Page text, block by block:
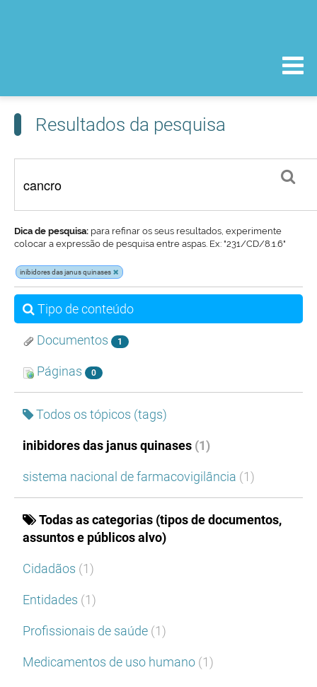
Resultados da pesquisa
Dica de pesquisa: para refinar os seus resultados, experimente
colocar a expressão de pesquisa entre aspas. Ex: "231/CD/8.1.6"
inibidores das janus quinases
Tipo de conteúdo
Documentos 1
Páginas 0
Todos os tópicos (tags)
inibidores das janus quinases (1)
sistema nacional de farmacovigilância (1)
Todas as categorias (tipos de documentos,
assuntos e públicos alvo)
Cidadãos (1)
Entidades (1)
Profissionais de saúde (1)
Medicamentos de uso humano (1)